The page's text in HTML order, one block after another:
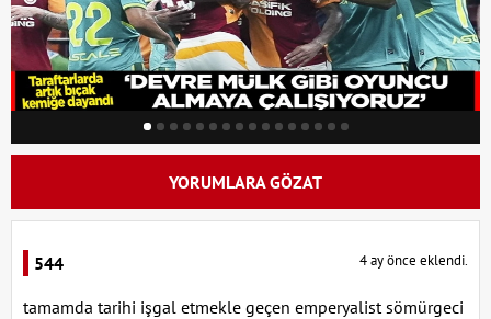
YORUMLARA GÖZAT
544 4 ay önce eklendi.
tamamda tarihi işgal etmekle geçen emperyalist sömürgeci